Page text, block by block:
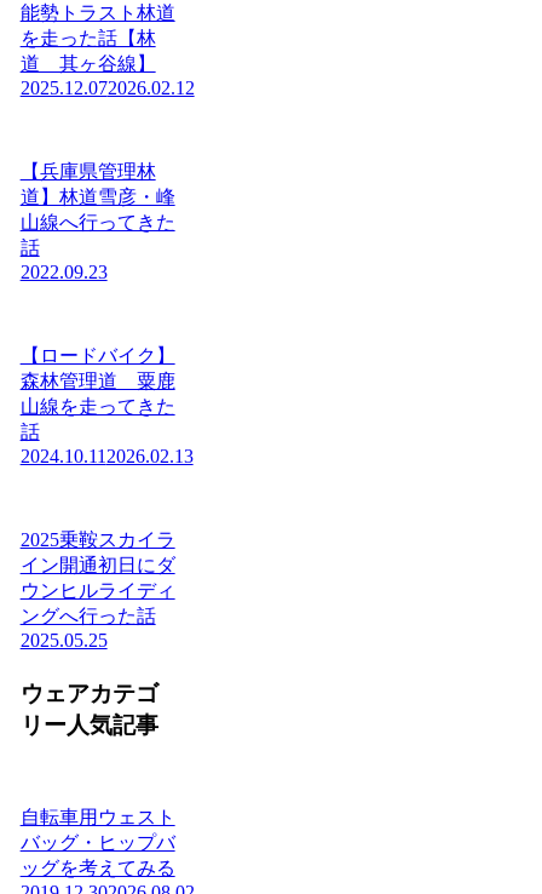
能勢トラスト林道
を走った話【林
道 其ヶ谷線】
2025.12.072026.02.12
【兵庫県管理林
道】林道雪彦・峰
山線へ行ってきた
話
2022.09.23
【ロードバイク】
森林管理道 粟鹿
山線を走ってきた
話
2024.10.11 2026.02.13
2025乗鞍スカイラ
イン開通初日にダ
ウンヒルライディ
ングへ行った話
2025.05.25
ウェアカテゴ
リー人気記事
自転車用ウェスト
バッグ・ヒップバ
ッグを考えてみる